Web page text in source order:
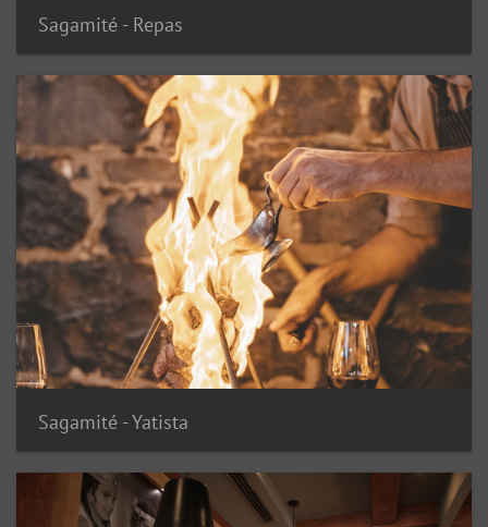
Sagamité - Repas
Sagamité - Yatista